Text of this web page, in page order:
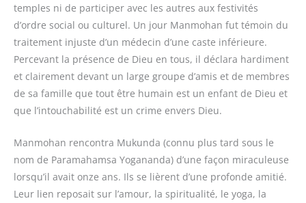
temples ni de participer avec les autres aux festivités
d’ordre social ou culturel. Un jour Manmohan fut témoin du
traitement injuste d’un médecin d’une caste inférieure.
Percevant la présence de Dieu en tous, il déclara hardiment
et clairement devant un large groupe d’amis et de membres
de sa famille que tout être humain est un enfant de Dieu et
que l’intouchabilité est un crime envers Dieu.
Manmohan rencontra Mukunda (connu plus tard sous le
nom de Paramahamsa Yogananda) d’une façon miraculeuse
lorsqu’il avait onze ans. Ils se lièrent d’une profonde amitié.
Leur lien reposait sur l’amour, la spiritualité, le yoga, la